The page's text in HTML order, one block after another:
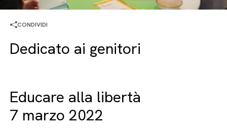
CONDIVIDI
Dedicato ai genitori
Educare alla libertà
7 marzo 2022